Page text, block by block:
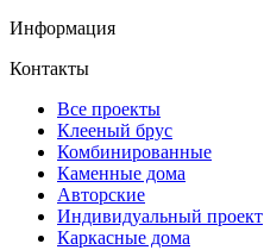
Информация
Контакты
Все проекты
Клееный брус
Комбинированные
Каменные дома
Авторские
Индивидуальный проект
Каркасные дома